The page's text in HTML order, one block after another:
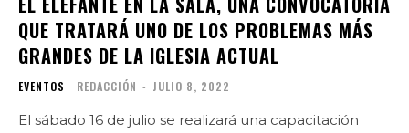
QUE TRATARÁ UNO DE LOS PROBLEMAS MÁS
GRANDES DE LA IGLESIA ACTUAL
EVENTOS REDACCIÓN - JULIO 8, 2022
El sábado 16 de julio se realizará una capacitación